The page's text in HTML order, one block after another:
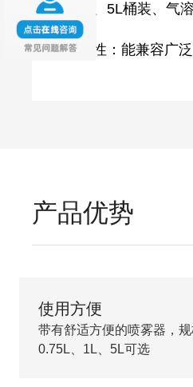
喷瓶、5L桶装、气
兼容性：能兼容广
产品优势
使用方便
带有舒适方便的喷雾器，
0.75L、1L、5L可选